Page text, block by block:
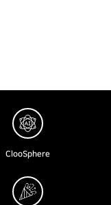
ClooSphere